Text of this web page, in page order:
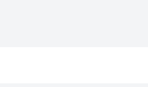
能妄想輕判